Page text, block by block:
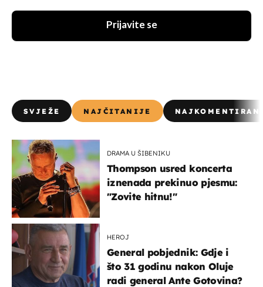
Prijavite se
SVJEŽE NAJČITANIJE
DRAMA U ŠIBENIKU
Thompson usred koncerta
iznenada prekinuo pjesmu:
"Zovite hitnu!"
HEROJ
General pobjednik: Gdje i
što 31 godinu nakon Oluje
radi general Ante Gotovina?